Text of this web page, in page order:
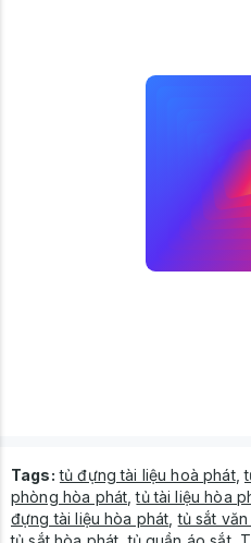
Tags: tủ đựng tài liệu hoà phát,
phòng hòa phát ,tủ tài liệu hòa
đựng tài liệu hòa phát ,tủ sắt